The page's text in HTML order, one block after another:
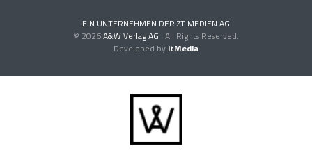
EIN UNTERNEHMEN DER ZT MEDIEN AG
© 2026A&W Verlag AG . All Rights Reserved.
Developed by itMedia